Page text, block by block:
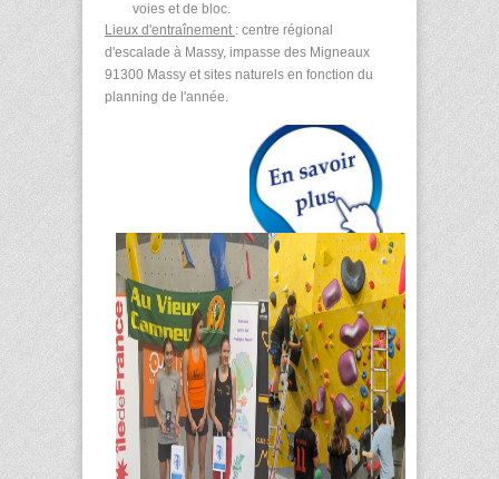
voies et de bloc.
Lieux d'entraînement : centre régional
d'escalade à Massy, impasse des Migneaux
91300 Massy et sites naturels en fonction du
planning de l'année.